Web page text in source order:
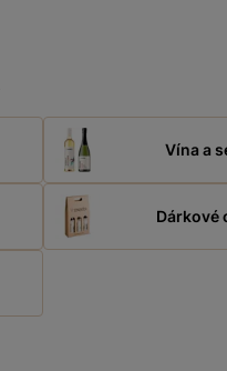
Vína a
Dárkové